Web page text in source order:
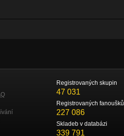
Registrovaných skupin
47 031
Registrovaných fanoušků
227 086
Skladeb v databázi
339 791